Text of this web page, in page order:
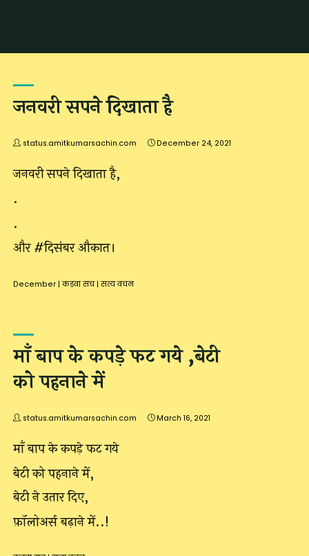
जनवरी सपने दिखाता है
status.amitkumarsachin.com December 24, 2021
जनवरी सपने दिखाता है,
.
.
और #दिसंबर औकात।
December | कड़वा सच | सत्य वचन
माँ बाप के कपड़े फट गये ,बेटी
को पहनाने में
status.amitkumarsachin.com March 16, 2021
माँ बाप के कपड़े फट गये
बेटी को पहनाने में,
बेटी ने उतार दिए,
फ़ॉलोअर्स बढ़ाने में..!